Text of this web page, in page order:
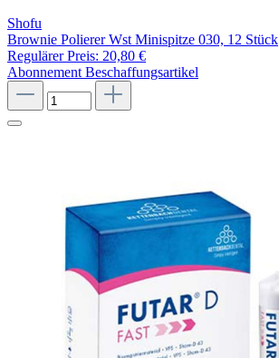
Shofu
Brownie Polierer Wst Minispitze 030, 12 Stück
Regulärer Preis: 20,80 €
Abonnement Beschaffungsartikel